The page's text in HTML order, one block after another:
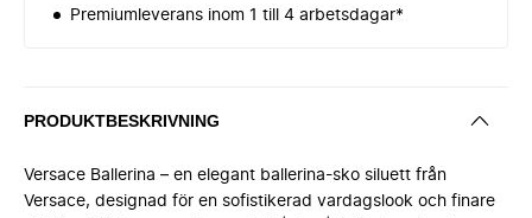
Premiumleverans inom 1 till 4 arbetsdagar*
PRODUKTBESKRIVNING
Versace Ballerina – en elegant ballerina-sko siluett från
Versace, designad för en sofistikerad vardagslook och finare